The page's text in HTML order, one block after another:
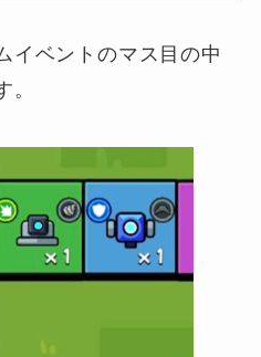
イベントのマス目の中
。